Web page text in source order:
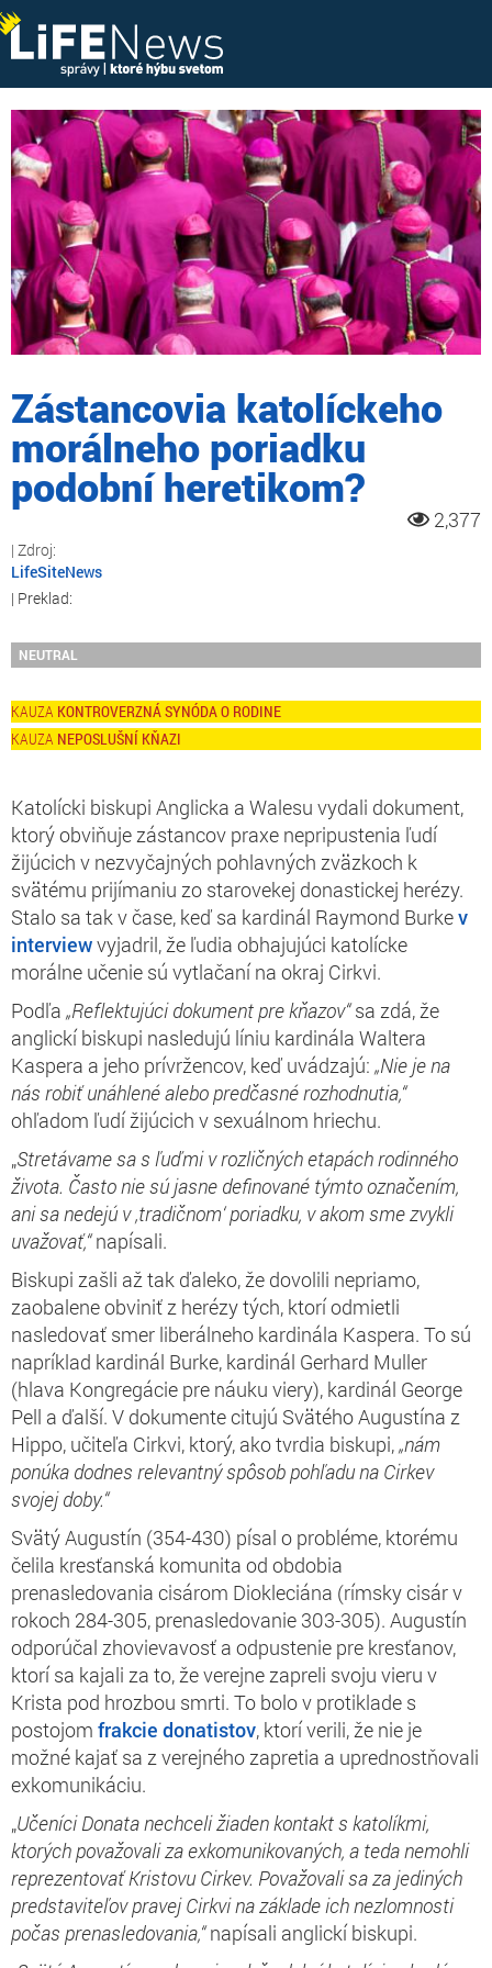
Zástancovia katolíckeho
morálneho poriadku
podobní heretikom?
2,377
LifeSiteNews
NEUTRAL
KONTROVERZNÁ SYNÓDA O RODINE
NEPOSLUŠNÍ KŇAZI
Katolícki biskupi Anglicka a Walesu vydali dokument,
ktorý obviňuje zástancov praxe nepripustenia ľudí
žijúcich v nezvyčajných pohlavných zväzkoch k
svätému prijímaniu zo starovekej donastickej herézy.
Stalo sa tak v čase, keď sa kardinál Raymond Burkev
interviewvyjadril, že ľudia obhajujúci katolícke
morálne učenie sú vytlačaní na okraj Cirkvi.
Podľa „Reflektujúci dokument pre kňazov“sa zdá, že
anglickí biskupi nasledujú líniu kardinála Waltera
Kaspera a jeho prívržencov, keď uvádzajú: „Nie je na
nás robiť unáhlené alebo predčasné rozhodnutia,“
ohľadom ľudí žijúcich v sexuálnom hriechu.
„Stretávame sa s ľuďmi v rozličných etapách rodinného
života. Často nie sú jasne definované týmto označením,
ani sa nedejú v ‚tradičnom‘ poriadku, v akom sme zvykli
uvažovať,“napísali.
Biskupi zašli až tak ďaleko, že dovolili nepriamo,
zaobalene obviniť z herézy tých, ktorí odmietli
nasledovať smer liberálneho kardinála Kaspera. To sú
napríklad kardinál Burke, kardinál Gerhard Muller
(hlava Kongregácie pre náuku viery), kardinál George
Pell a ďalší. V dokumente citujú Svätého Augustína z
Hippo, učiteľa Cirkvi, ktorý, ako tvrdia biskupi,„nám
ponúka dodnes relevantný spôsob pohľadu na Cirkev
svojej doby.“
Svätý Augustín (354-430) písal o probléme, ktorému
čelila kresťanská komunita od obdobia
prenasledovania cisárom Diokleciána (rímsky cisár v
rokoch 284-305, prenasledovanie 303-305). Augustín
odporúčal zhovievavosť a odpustenie pre kresťanov,
ktorí sa kajali za to, že verejne zapreli svoju vieru v
Krista pod hrozbou smrti. To bolo v protiklade s
postojom frakcie donatistov, ktorí verili, že nie je
možné kajať sa z verejného zapretia a uprednostňovali
exkomunikáciu.
„Učeníci Donata nechceli žiaden kontakt s katolíkmi,
ktorých považovali za exkomunikovaných, a teda nemohli
reprezentovať Kristovu Cirkev. Považovali sa za jediných
predstaviteľov pravej Cirkvi na základe ich nezlomnosti
počas prenasledovania,“napísali anglickí biskupi.